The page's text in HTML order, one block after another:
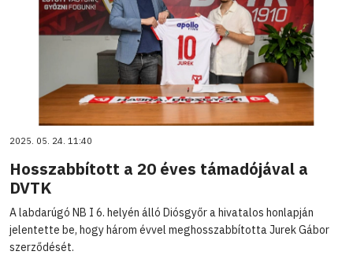
2025. 05. 24. 11:40
Hosszabbított a 20 éves támadójával a
DVTK
A labdarúgó NB I 6. helyén álló Diósgyőr a hivatalos honlapján
jelentette be, hogy három évvel meghosszabbította Jurek Gábor
szerződését.